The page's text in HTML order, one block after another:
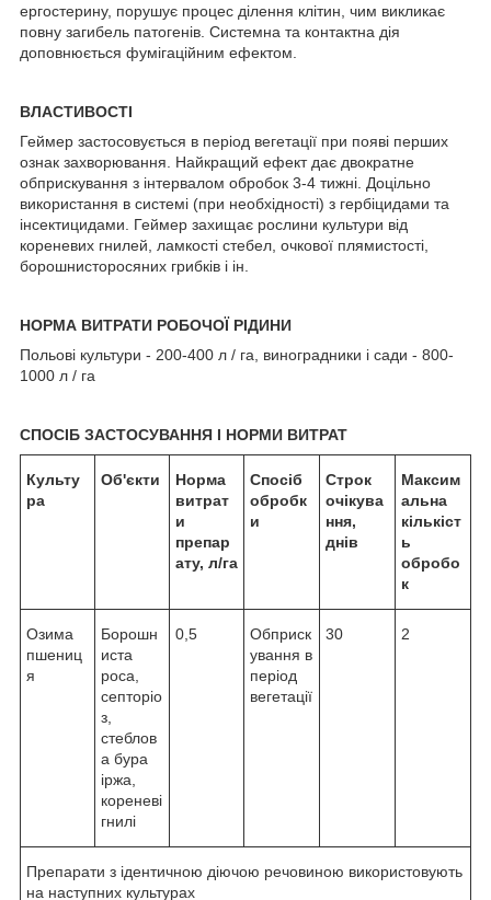
ергостерину, порушує процес ділення клітин, чим викликає
повну загибель патогенів. Системна та контактна дія
доповнюється фумігаційним ефектом.
ВЛАСТИВОСТІ
Геймер застосовується в період вегетації при появі перших
ознак захворювання. Найкращий ефект дає двократне
обприскування з інтервалом обробок 3-4 тижні. Доцільно
використання в системі (при необхідності) з гербіцидами та
інсектицидами. Геймер захищає рослини культури від
кореневих гнилей, ламкості стебел, очкової плямистості,
борошнисторосяних грибків і ін.
НОРМА ВИТРАТИ РОБОЧОЇ РІДИНИ
Польові культури - 200-400 л / га, виноградники і сади - 800-
1000 л / га
СПОСІБ ЗАСТОСУВАННЯ І НОРМИ ВИТРАТ
Культу
ра
Об'єкти
Норма
витрат
и
препар
ату, л/га
Спосіб
обробк
и
Строк
очікува
ння,
днів
Максим
альна
кількіст
ь
обробо
к
Озима
пшениц
я
Борошн
иста
роса,
септоріо
з,
стеблов
а бура
іржа,
кореневі
гнилі
0,5
Обприск
ування в
період
вегетації
30 2
Препарати з ідентичною діючою речовиною використовують
на наступних культурах